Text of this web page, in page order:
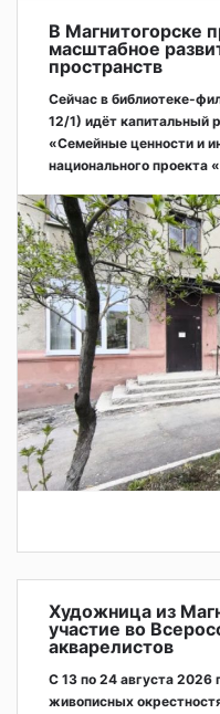
В Магнитогорске
масштабное
пространств
Сейчас в библиотеке-
12/1) идёт капитальный
«Семейные ценности и
национального проекта
Художница из
участие во
акварелистов
С 13 по 24 августа 2026
живописных